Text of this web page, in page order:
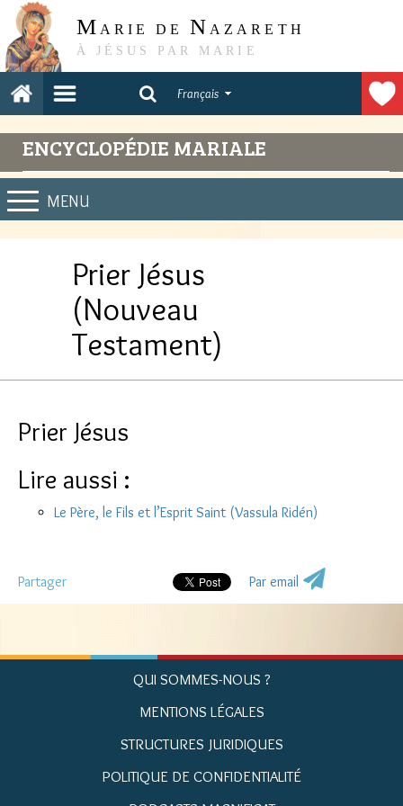
M ARIE DE N AZARETH
À JÉSUS PAR MARIE
Français
ENCYCLOPÉDIE MARIALE
MENU
Prier Jésus
(Nouveau
Testament)
Prier Jésus
Lire aussi :
Le Père, le Fils et l’Esprit Saint (Vassula Ridén)
Partager Par email
QUI SOMMES-NOUS ?
MENTIONS LÉGALES
STRUCTURES JURIDIQUES
POLITIQUE DE CONFIDENTIALITÉ